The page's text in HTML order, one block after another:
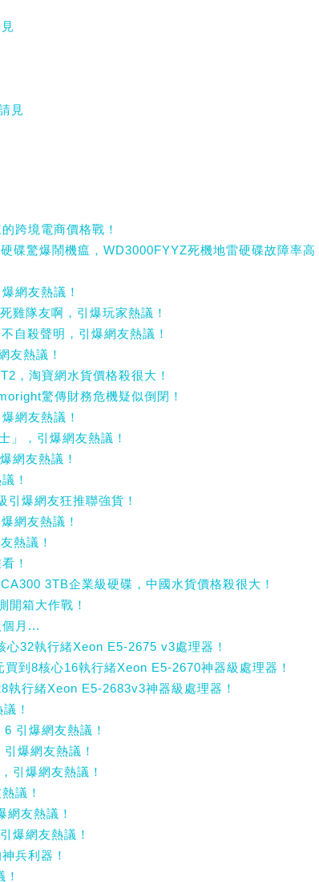
見
跨境電商價格戰！
碟驚爆鬧機瘟，WD3000FYYZ死機地雷硬碟故障率高
網友熱議！
雞隊友啊，引爆玩家熱議！
自殺聲明，引爆網友熱議！
友熱議！
，淘寶網水貨價格殺很大！
驚傳財務危機疑似倒閉！
網友熱議！
」，引爆網友熱議！
網友熱議！
！
爆網友狂推聯強貨！
網友熱議！
熱議！
！
3TB企業級硬碟，中國水貨價格殺很大！
開箱大作戰！
月...
32執行緒Xeon E5-2675 v3處理器！
到8核心16執行緒Xeon E5-2670神器級處理器！
行緒Xeon E5-2683v3神器級處理器！
！
引爆網友熱議！
爆網友熱議！
引爆網友熱議！
議！
友熱議！
爆網友熱議！
兵利器！